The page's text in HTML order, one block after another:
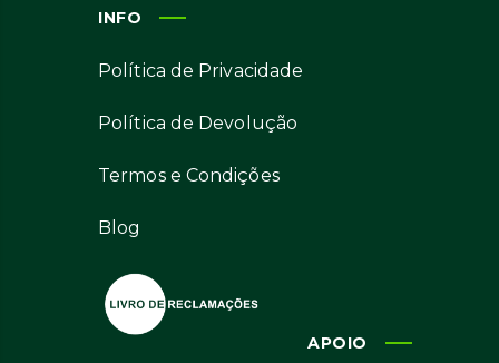
INFO
Política de Privacidade
Política de Devolução
Termos e Condições
Blog
APOIO